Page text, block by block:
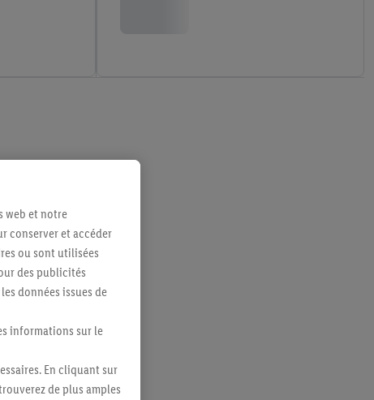
web et notre
conserver et accéder
ou sont utilisées
des publicités
données issues de
informations sur le
En cliquant sur
de plus amples